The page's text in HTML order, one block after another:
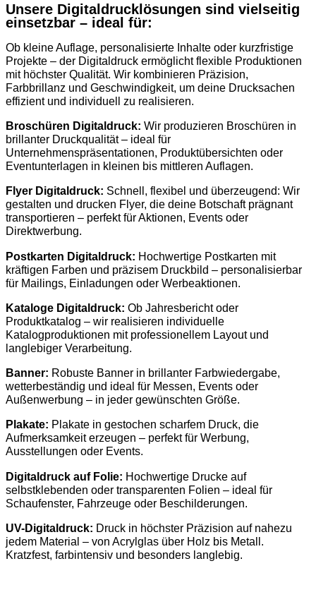
Unsere Digitaldrucklösungen sind vielseitig
einsetzbar – ideal für:
Ob kleine Auflage, personalisierte Inhalte oder kurzfristige
Projekte – der Digitaldruck ermöglicht flexible Produktionen
mit höchster Qualität. Wir kombinieren Präzision,
Farbbrillanz und Geschwindigkeit, um deine Drucksachen
effizient und individuell zu realisieren.
Broschüren Digitaldruck: Wir produzieren Broschüren in
brillanter Druckqualität – ideal für
Unternehmenspräsentationen, Produktübersichten oder
Eventunterlagen in kleinen bis mittleren Auflagen.
Flyer Digitaldruck: Schnell, flexibel und überzeugend: Wir
gestalten und drucken Flyer, die deine Botschaft prägnant
transportieren – perfekt für Aktionen, Events oder
Direktwerbung.
Postkarten Digitaldruck: Hochwertige Postkarten mit
kräftigen Farben und präzisem Druckbild – personalisierbar
für Mailings, Einladungen oder Werbeaktionen.
Kataloge Digitaldruck: Ob Jahresbericht oder
Produktkatalog – wir realisieren individuelle
Katalogproduktionen mit professionellem Layout und
langlebiger Verarbeitung.
Banner: Robuste Banner in brillanter Farbwiedergabe,
wetterbeständig und ideal für Messen, Events oder
Außenwerbung – in jeder gewünschten Größe.
Plakate: Plakate in gestochen scharfem Druck, die
Aufmerksamkeit erzeugen – perfekt für Werbung,
Ausstellungen oder Events.
Digitaldruck auf Folie: Hochwertige Drucke auf
selbstklebenden oder transparenten Folien – ideal für
Schaufenster, Fahrzeuge oder Beschilderungen.
UV-Digitaldruck: Druck in höchster Präzision auf nahezu
jedem Material – von Acrylglas über Holz bis Metall.
Kratzfest, farbintensiv und besonders langlebig.